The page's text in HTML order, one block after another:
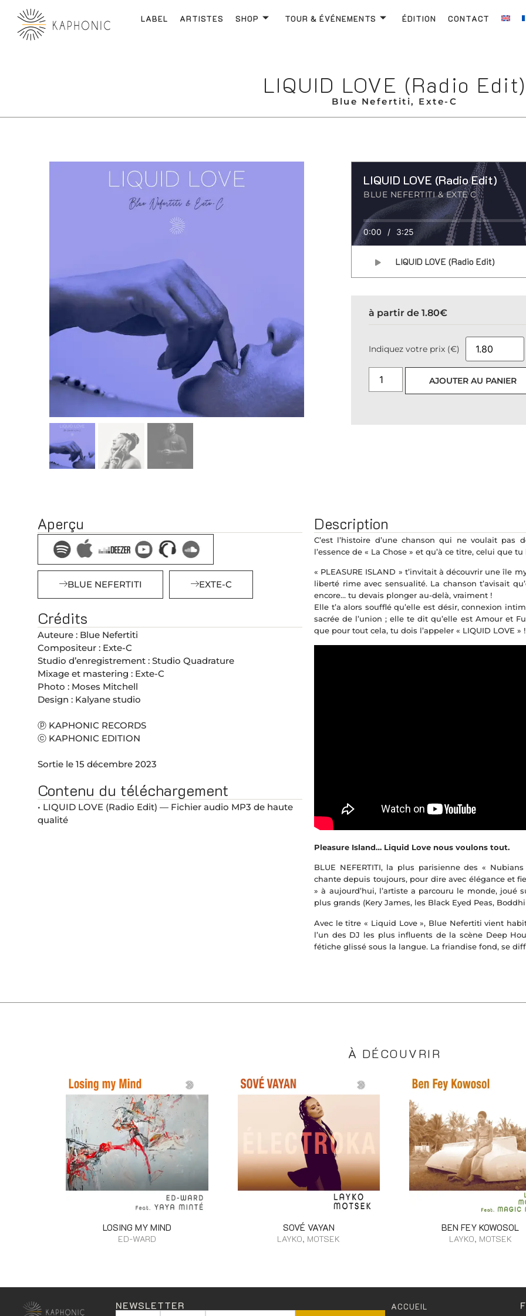
LABEL ARTISTES SHOP TOUR & ÉVÉNEMENTS ÉDITION CONTACT
Blue Nefertiti, Exte-C
LIQUID LOVE (Radio Edit)
LIQUID LOVE (Radio Edit)
BLUE NEFERTITI & EXTE C
0:00 / 3:25
LIQUID LOVE (Radio Edit)
à partir de1.80€
Indiquez votre prix (€)
AJOUTER AU PANIER
Aperçu
BLUE NEFERTITI EXTE-C
Crédits
Auteure : Blue Nefertiti
Compositeur : Exte-C
Studio d’enregistrement : Studio Quadrature
Mixage et mastering : Exte-C
Photo : Moses Mitchell
Design : Kalyane studio
ⓟ KAPHONIC RECORDS
ⓒ KAPHONIC EDITION
Sortie le 15 décembre 2023
Contenu du téléchargement
• LIQUID LOVE (Radio Edit) — Fichier audio MP3 de haute
qualité
Description
C’est l’histoire d’une chanson qui ne voulait
l’essence de « La Chose » et qu’à ce titre, celui que
« PLEASURE ISLAND » t’invitait à découvrir une île
liberté rime avec sensualité. La chanson t’avisait
encore… tu devais plonger au-delà, vraiment !
Elle t’a alors soufflé qu’elle est désir, connexion
sacrée de l’union ; elle te dit qu’elle est Amour et
que pour tout cela, tu dois l’appeler « LIQUID LOVE » !
Pleasure Island… Liquid Love nous voulons tout.
BLUE NEFERTITI, la plus parisienne des «
chante depuis toujours, pour dire avec élégance et
» à aujourd’hui, l’artiste a parcouru le monde, joué
plus grands (Kery James, les Black Eyed Peas,
Avec le titre « Liquid Love », Blue Nefertiti vient
l’un des DJ les plus influents de la scène Deep
fétiche glissé sous la langue. La friandise fond, se
À DÉCOUVRIR
LOSING MY MIND
ED-WARD
SOVÉ VAYAN
LAYKO, MOTSEK
BEN FEY KOWOSOL
LAYKO, MOTSEK
NEWSLETTER
ACCUEIL